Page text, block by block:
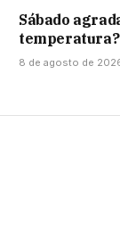
Sábado
temperatura?
8 de agosto de